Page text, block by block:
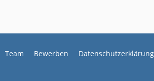
Team Bewerben Datenschutzerklärung